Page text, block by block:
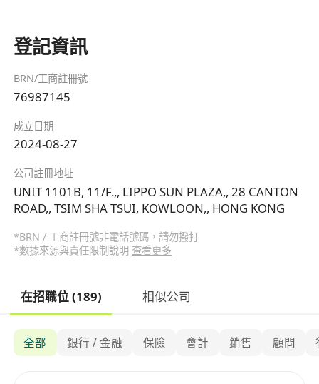
登記資訊
BRN/工商註冊號
76987145
成立日期
2024-08-27
公司註冊地址
UNIT 1101B, 11/F.,, LIPPO SUN PLAZA,, 28 CANTON
ROAD,, TSIM SHA TSUI, KOWLOON,, HONG KONG
*BRN / 工商註冊號非電話號碼，請勿撥打
*數據來源與責任限制說明 查看更多
在招職位 (189) 相似公司
全部 銀行 / 金融 保險 會計 銷售 顧問